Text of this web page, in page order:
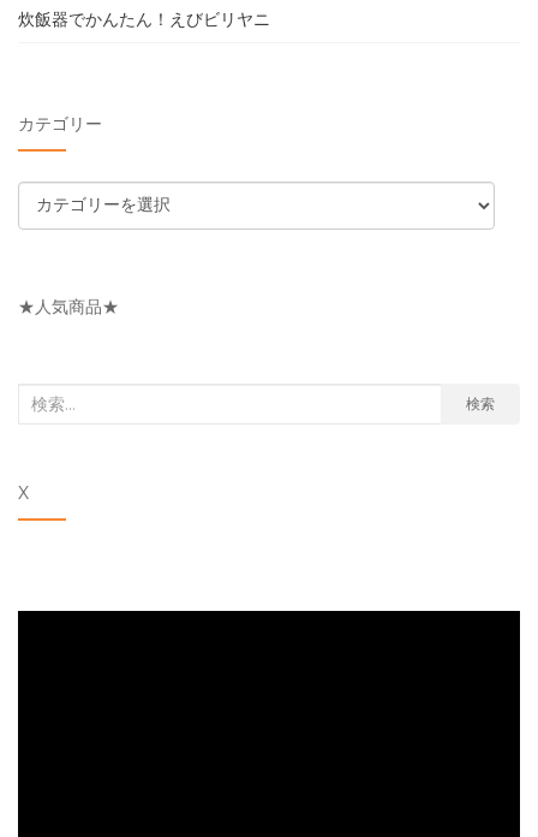
炊飯器でかんたん！えびビリヤニ
カテゴリー
テ
リ
★人気商品★
検
象:
検索
X